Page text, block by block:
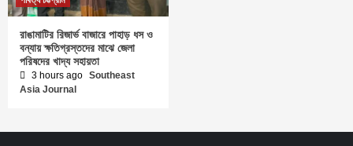
রাঙামাটির রিজার্ভ বাজারে পাহাড় ধস ও
বন্যায় ক্ষতিগ্রস্তদের মাঝে জেলা
পরিষদের খাদ্য সহায়তা
3 hours ago Southeast
Asia Journal